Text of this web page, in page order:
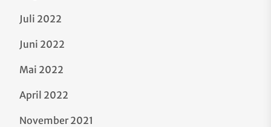
Juli 2022
Juni 2022
Mai 2022
April 2022
November 2021